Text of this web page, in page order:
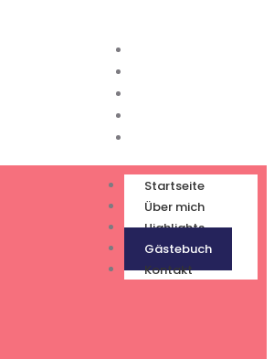
Startseite
Über mich
Highlights
Gästebuch
Kontakt